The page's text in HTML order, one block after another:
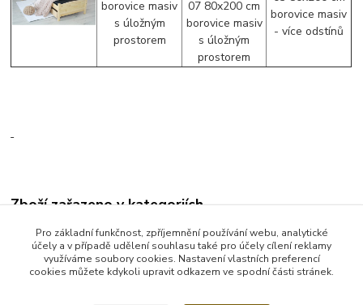
Zboží zařazeno v kategoriích
Postele 80 x 200 cm
Postel 80x200 cm
Pro základní funkčnost, zpříjemnění používání webu, analytické
účely a v případě udělení souhlasu také pro účely cílení reklamy
využíváme soubory cookies. Nastavení vlastních preferencí
cookies můžete kdykoli upravit odkazem ve spodní části stránek.